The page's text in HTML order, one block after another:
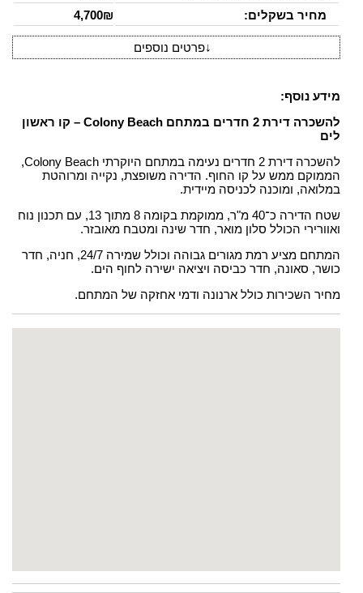
מחיר בשקלים:
4,700₪
↓פרטים נוספים
מידע נוסף:
להשכרה דירת 2 חדרים במתחם Colony Beach – קו ראשון
לים
להשכרה דירת 2 חדרים נעימה במתחם היוקרתי Colony Beach,
הממוקם ממש על קו החוף. הדירה משופצת, נקייה ומרוהטת
במלואה, ומוכנה לכניסה מיידית.
שטח הדירה כ־40 מ"ר, ממוקמת בקומה 8 מתוך 13, עם תכנון נוח
ואוורירי הכולל סלון מואר, חדר שינה ומטבח מאובזר.
המתחם מציע רמת מגורים גבוהה וכולל שמירה 24/7, חניה, חדר
כושר, סאונה, חדר כביסה ויציאה ישירה לחוף הים.
מחיר השכירות כולל ארנונה ודמי אחזקה של המתחם.